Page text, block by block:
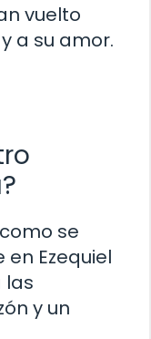
vuelto
a su amor.
se
Ezequiel
las
y un